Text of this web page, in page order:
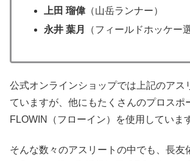
上田 瑠偉（山岳ランナー）
永井 葉月
（フィールドホッケー
公式オンラインショップでは上記のアス
ていますが、他にもたくさんのプロスポ
FLOWIN（フローイン）を使用していま
そんな数々のアスリートの中でも、長友